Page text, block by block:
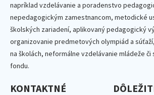
napríklad vzdelávanie a poradenstvo
nepedagogickým zamestnancom, metodické
školských zariadení, aplikovaný pedagogický
organizovanie predmetových olympiád a
na školách, neformálne vzdelávanie mládeže či
fondu.
KONTAKTNÉ